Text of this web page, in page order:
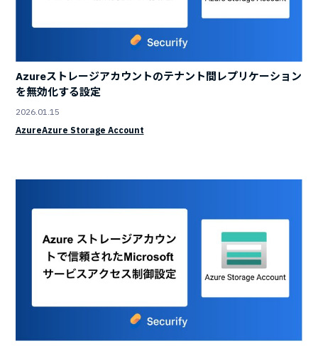
Azureストレージアカウントのテナント間レプリケーション
を無効化する設定
2026.01.15
AzureAzure Storage Account